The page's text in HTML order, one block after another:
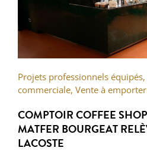
Projets professionnels équipés,
commerciale, Vente à emporter
COMPTOIR COFFEE
MATFER BOURGEAT
LACOSTE